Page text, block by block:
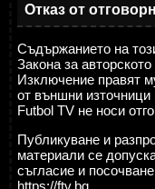
Европа ???? Тук поне ти
кккккккк
,,,,,,,
Отказ от
Съдържанието на
Закона за авторското
Изключение правят
от външни източници
Futbol TV не носи
Публикуване и
материали се
съгласие и
https://ftv.bg